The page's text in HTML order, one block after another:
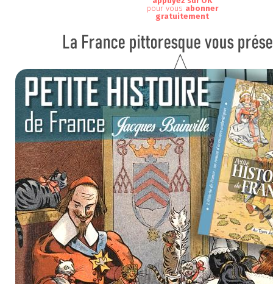
pour vous abonner
gratuitement